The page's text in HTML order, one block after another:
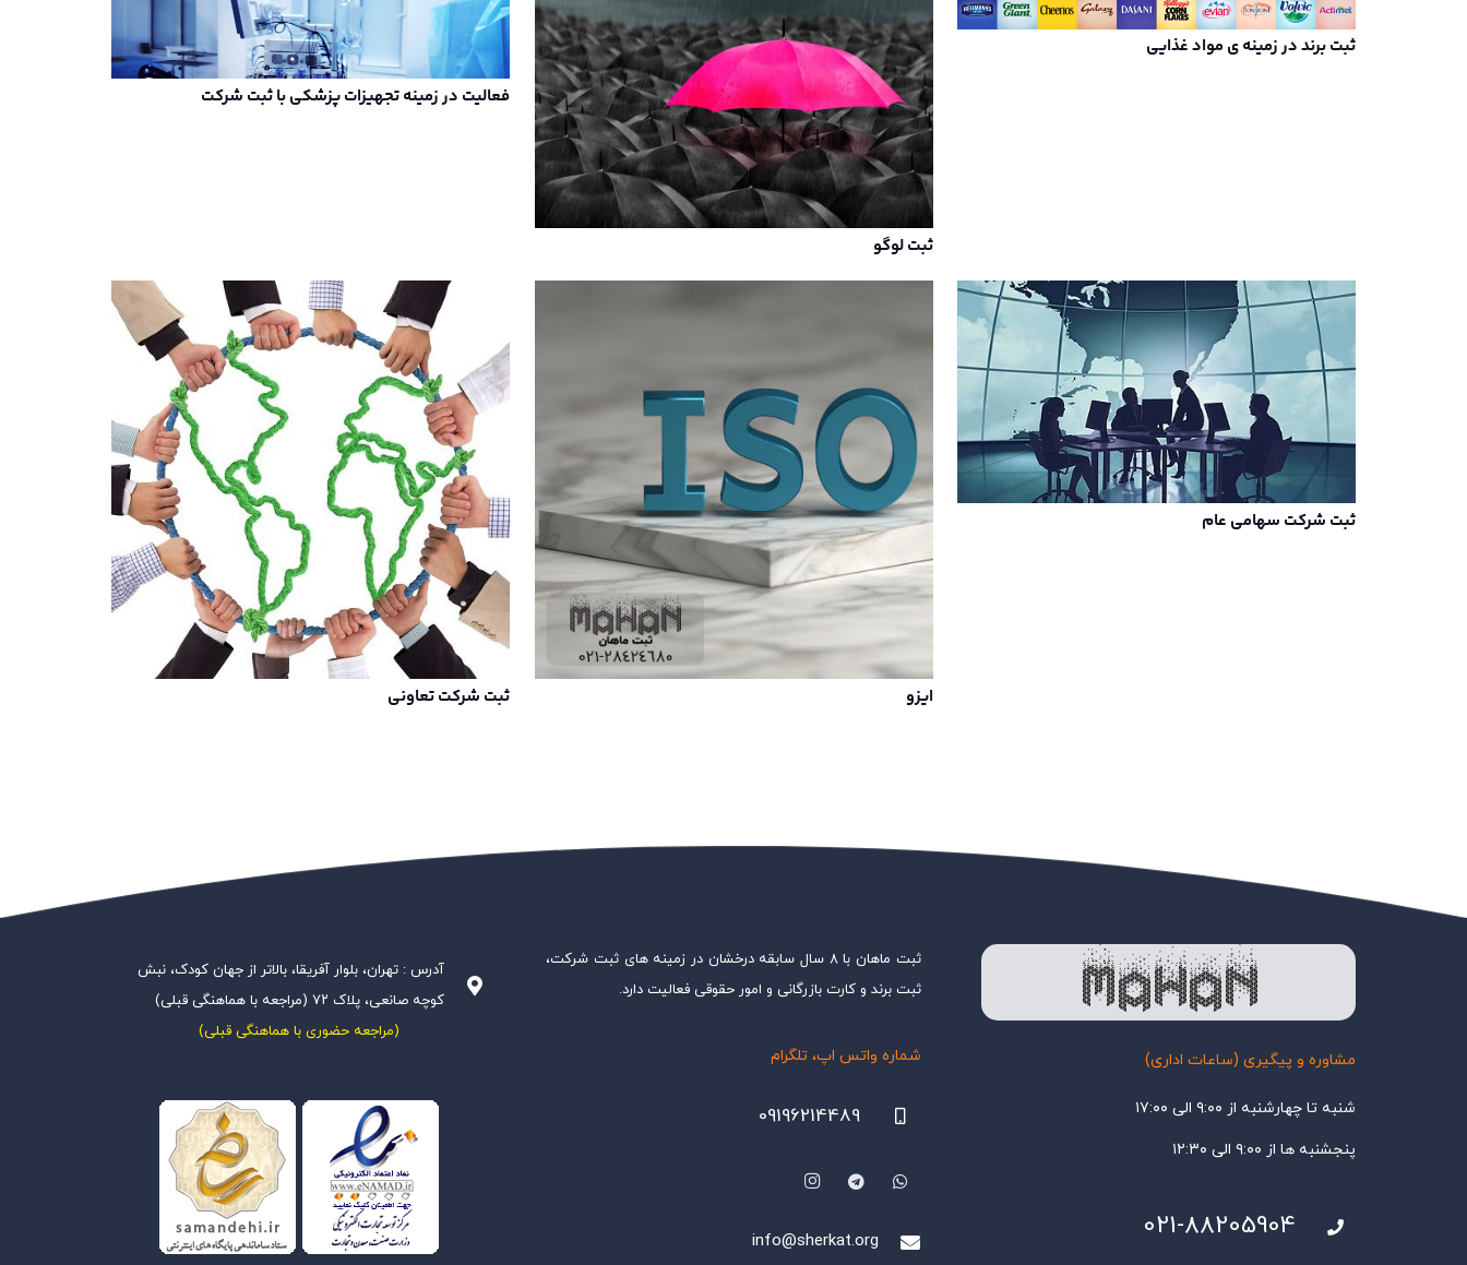
ثبت برند در زمینه ی مواد غذایی
ثبت لوگو
فعالیت در زمینه تجهیزات پزشکی با ثبت شرکت
ثبت شرکت سهامی عام
ایزو ثبت شرکت تعاونی
مشاوره و پیگیری (ساعات اداری)
شنبه تا چهارشنبه از ۹:۰۰ الی ۱۷:۰۰
پنجشنبه ها از ۹:۰۰ الی ۱۲:۳۰
021-88205904
ثبت ماهان با ۸ سال سابقه درخشان در زمینه های ثبت شرکت،
ثبت برند و کارت بازرگانی و امور حقوقی فعالیت دارد.
شماره واتس اپ، تلگرام
09196214489
info@sherkat.org
آدرس : تهران، بلوار آفریقا، بالاتر از جهان کودک، نبش
کوچه صانعی، پلاک ۷۲ (مراجعه با هماهنگی قبلی)
(مراجعه حضوری با هماهنگی قبلی)